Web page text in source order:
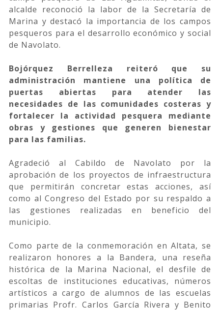
alcalde reconoció la labor de la Secretaría de
Marina y destacó la importancia de los campos
pesqueros para el desarrollo económico y social
de Navolato.
Bojórquez Berrelleza reiteró que su
administración mantiene una política de
puertas abiertas para atender las
necesidades de las comunidades costeras y
fortalecer la actividad pesquera mediante
obras y gestiones que generen bienestar
para las familias.
Agradeció al Cabildo de Navolato por la
aprobación de los proyectos de infraestructura
que permitirán concretar estas acciones, así
como al Congreso del Estado por su respaldo a
las gestiones realizadas en beneficio del
municipio.
Como parte de la conmemoración en Altata, se
realizaron honores a la Bandera, una reseña
histórica de la Marina Nacional, el desfile de
escoltas de instituciones educativas, números
artísticos a cargo de alumnos de las escuelas
primarias Profr. Carlos García Rivera y Benito